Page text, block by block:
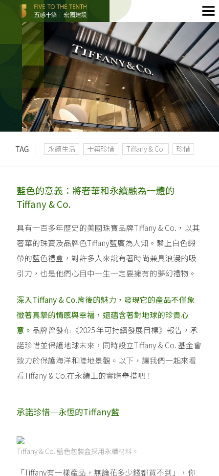
TAG 永續生活 十築珍惜 Tiffany & Co. 珍惜
藍色的意義：將奢華和永續融為一體的
Tiffany & Co.
具有一百多年歷史的美國珠寶品牌Tiffany & Co.，以其
奢華的珠寶及品牌色Tiffany藍廣為人知。繫上白色緞
帶的藍色禮盒，對許多人來說有著時尚兼具浪漫的吸
引力，也是他們心目中一生一定要擁有的夢幻禮物。
深入Tiffany & Co.背後的魅力，發現它的產品不僅象
徵著真摯的情感與幸福，還蘊含著對地球的珍貴心
意。 品牌曾發布《2025 年可持續發展目標》報告，承
諾珍惜並保護地球未來，同時設立Tiffany & Co. 基金會
致力於保護海洋和陸地景觀。以下，讓我們一起來看
看Tiffany & Co.在永續上的實際舉措吧！
承諾珍惜—永恆的Tiffany藍
Tiffany & Co. 藍色包裝盒採用永續材料。
「Tiffany有一樣產品，無論花多少錢都買不到」，你